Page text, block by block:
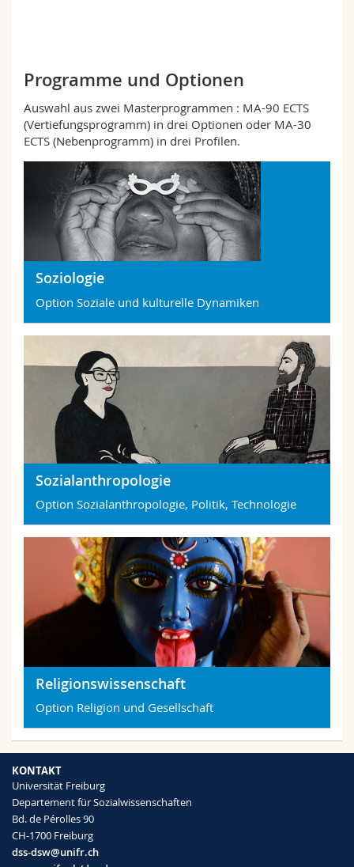
Programme und Optionen
Auswahl aus zwei Masterprogrammen : MA-90 ECTS
(Vertiefungsprogramm) in drei Optionen oder MA-30
ECTS (Nebenprogramm) in drei Profilen.
Soziologie
Option Soziale und kulturelle Dynamiken
Sozialanthropologie
Option Sozialanthropologie, Politik, Technologie
Religionswissenschaft
Option Religion und Gesellschaft
KONTAKT
Universität Freiburg
Departement für Sozialwissenschaften
Bd. de Pérolles 90
CH-1700 Freiburg
dss-dsw@unifr.ch